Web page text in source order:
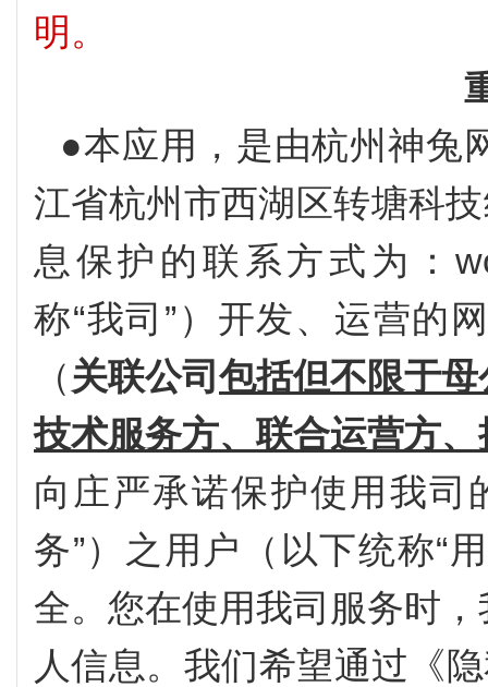
明。
●本应用，是由杭州神兔
江省杭州市西湖区转塘科
息保护的联系方式为：
称“我司”）开发、运营的
（关联公司 包括但不限于
技术服务方、联合运营方
向庄严承诺保护使用我司
务”）之用户（以下统称“
全。您在使用我司服务时
人信息。我们希望通过《